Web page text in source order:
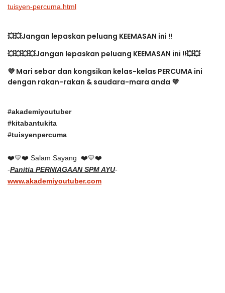
tuisyen-percuma.html
💥💥Jangan lepaskan peluang KEEMASAN ini !!
💥💥💥💥Jangan lepaskan peluang KEEMASAN ini !!💥💥
💜 Mari sebar dan kongsikan kelas-kelas PERCUMA ini
dengan rakan-rakan & saudara-mara anda 💜
#akademiyoutuber
#kitabantukita
#tuisyenpercuma
❤️💛❤️ Salam Sayang  ❤️💛❤️
-Panitia PERNIAGAAN SPM AYU-
www.akademiyoutuber.com